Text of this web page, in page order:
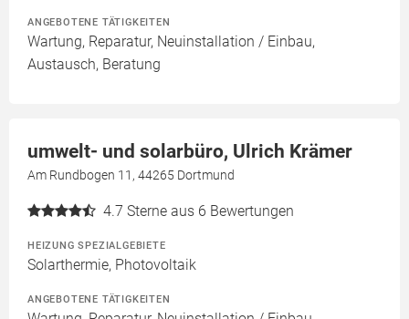
ANGEBOTENE TÄTIGKEITEN
Wartung, Reparatur, Neuinstallation / Einbau,
Austausch, Beratung
umwelt- und solarbüro, Ulrich Krämer
Am Rundbogen 11, 44265 Dortmund
4.7 Sterne aus 6 Bewertungen
HEIZUNG SPEZIALGEBIETE
Solarthermie, Photovoltaik
ANGEBOTENE TÄTIGKEITEN